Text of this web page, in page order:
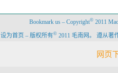
Bookmark us – Copyright© 2011
设为首页 – 版权所有© 2011 毛南网。 遵从著
网页